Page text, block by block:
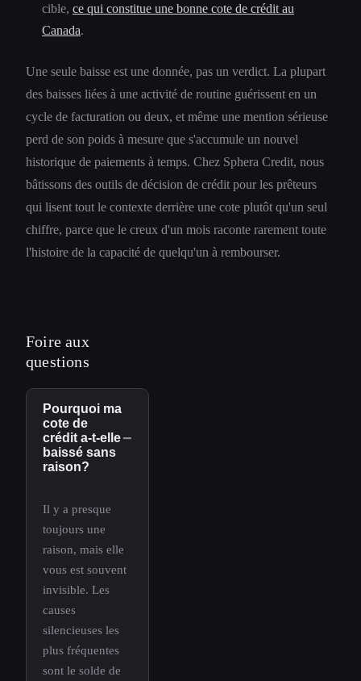
cible, ce qui constitue une bonne cote de crédit au
Canada.
Une seule baisse est une donnée, pas un verdict. La plupart
des baisses liées à une activité de routine guérissent en un
cycle de facturation ou deux, et même une mention sérieuse
perd de son poids à mesure que s'accumule un nouvel
historique de paiements à temps. Chez Sphera Credit, nous
bâtissons des outils de décision de crédit pour les prêteurs
qui lisent tout le contexte derrière une cote plutôt qu'un seul
chiffre, parce que le creux d'un mois raconte rarement toute
l'histoire de la capacité de quelqu'un à rembourser.
Foire aux
questions
Pourquoi ma
cote de
crédit a-t-elle
baissé sans
raison?
−
Il y a presque
toujours une
raison, mais elle
vous est souvent
invisible. Les
causes
silencieuses les
plus fréquentes
sont le solde de